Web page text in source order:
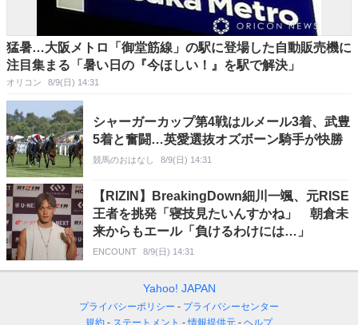
猛暑…大阪メトロ「御堂筋線」の駅に登場した自動販売機に
注目集まる「暑い日の『今ほしい！』を駅で解決」
オリコン 8/9(日) 14:31
シャーガーカップ第4戦はルメール3着、武豊
5着と奮闘…英愛選抜オズボーン騎手が快勝
競馬のおはなし 8/9(日) 14:31
【RIZIN】BreakingDown細川一颯、元RISE
王者を挑発「寝技見たいんすかね」 朝倉未
来からもエール「負けるわけには…」
ENCOUNT 8/9(日) 14:31
Yahoo! JAPAN
プライバシーポリシー
プライバシーセンター
規約
ステートメント 情報提供元 ヘルプ